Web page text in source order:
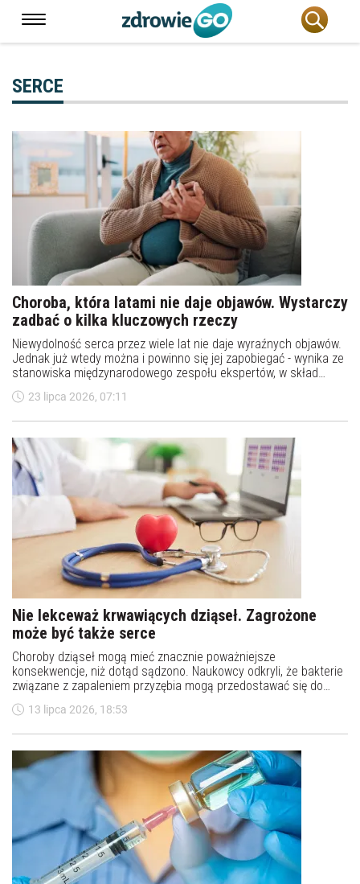
SERCE
Choroba, która latami nie daje objawów. Wystarczy
zadbać o kilka kluczowych rzeczy
Niewydolność serca przez wiele lat nie daje wyraźnych objawów.
Jednak już wtedy można i powinno się jej zapobiegać - wynika ze
stanowiska międzynarodowego zespołu ekspertów, w skład
którego weszły dwie Polki. Kluczowe jest wczesne leczenie
nadciśnienia, cukrzycy, otyłości i chorób nerek oraz aktywność
23 lipca 2026, 07:11
Nie lekceważ krwawiących dziąseł. Zagrożone
może być także serce
Choroby dziąseł mogą mieć znacznie poważniejsze
konsekwencje, niż dotąd sądzono. Naukowcy odkryli, że bakterie
związane z zapaleniem przyzębia mogą przedostawać się do
zastawek serca i przyczyniać się do ich zwapnienia. To może
prowadzić do groźnego schorzenia ograniczającego przepływ
13 lipca 2026, 18:53